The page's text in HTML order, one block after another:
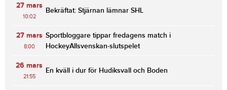
27 mars
10:02
Bekräftat: Stjärnan lämnar SHL
27 mars
8:00
Sportbloggare tippar fredagens match i
HockeyAllsvenskan-slutspelet
26 mars
21:55
En kväll i dur för Hudiksvall och Boden